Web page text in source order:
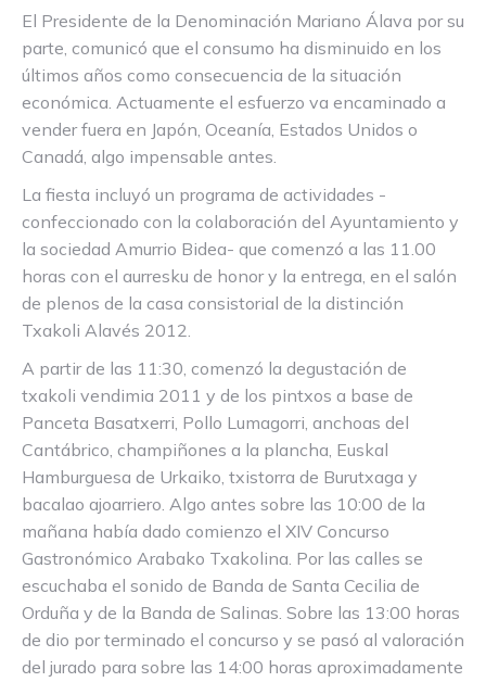
El Presidente de la Denominación Mariano Álava por su
parte, comunicó que el consumo ha disminuido en los
últimos años como consecuencia de la situación
económica. Actuamente el esfuerzo va encaminado a
vender fuera en Japón, Oceanía, Estados Unidos o
Canadá, algo impensable antes.
La fiesta incluyó un programa de actividades -
confeccionado con la colaboración del Ayuntamiento y
la sociedad Amurrio Bidea- que comenzó a las 11.00
horas con el aurresku de honor y la entrega, en el salón
de plenos de la casa consistorial de la distinción
Txakoli Alavés 2012.
A partir de las 11:30, comenzó la degustación de
txakoli vendimia 2011 y de los pintxos a base de
Panceta Basatxerri, Pollo Lumagorri, anchoas del
Cantábrico, champiñones a la plancha, Euskal
Hamburguesa de Urkaiko, txistorra de Burutxaga y
bacalao ajoarriero. Algo antes sobre las 10:00 de la
mañana había dado comienzo el XIV Concurso
Gastronómico Arabako Txakolina. Por las calles se
escuchaba el sonido de Banda de Santa Cecilia de
Orduña y de la Banda de Salinas. Sobre las 13:00 horas
de dio por terminado el concurso y se pasó al valoración
del jurado para sobre las 14:00 horas aproximadamente